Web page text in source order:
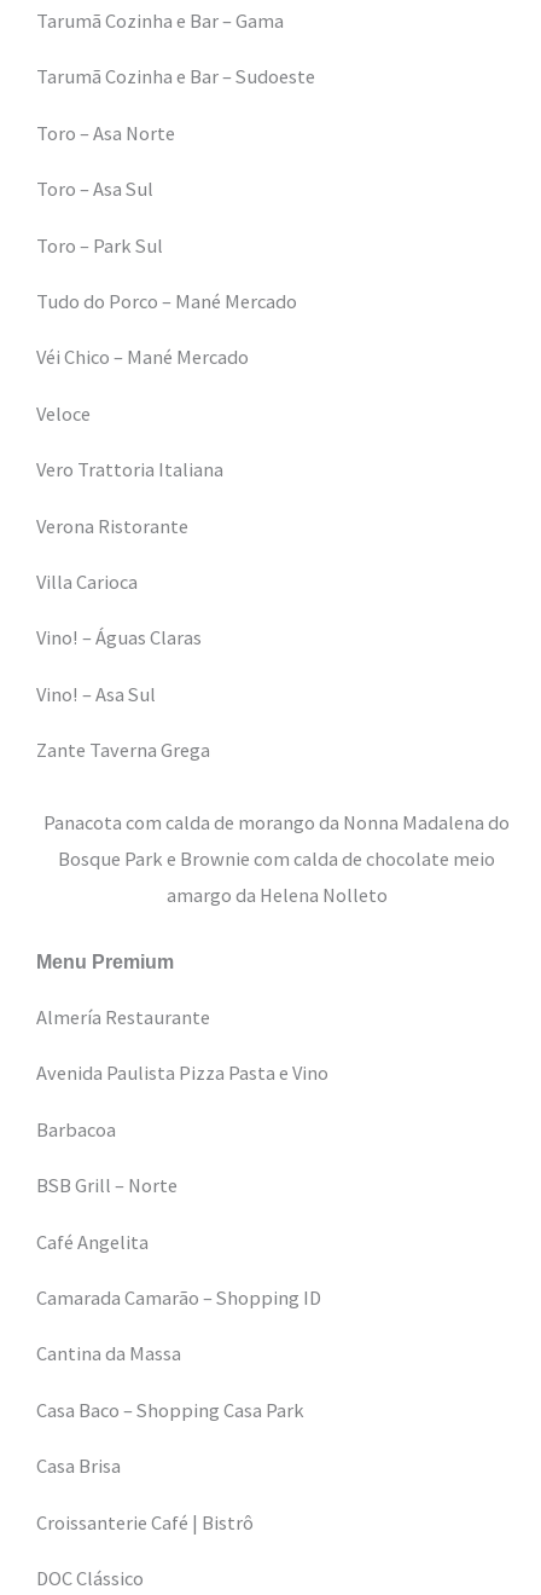
Tarumã Cozinha e Bar – Gama
Tarumã Cozinha e Bar – Sudoeste
Toro – Asa Norte
Toro – Asa Sul
Toro – Park Sul
Tudo do Porco – Mané Mercado
Véi Chico – Mané Mercado
Veloce
Vero Trattoria Italiana
Verona Ristorante
Villa Carioca
Vino! – Águas Claras
Vino! – Asa Sul
Zante Taverna Grega
Panacota com calda de morango da Nonna Madalena do
Bosque Park e Brownie com calda de chocolate meio
amargo da Helena Nolleto
Menu Premium
Almería Restaurante
Avenida Paulista Pizza Pasta e Vino
Barbacoa
BSB Grill – Norte
Café Angelita
Camarada Camarão – Shopping ID
Cantina da Massa
Casa Baco – Shopping Casa Park
Casa Brisa
Croissanterie Café | Bistrô
DOC Clássico